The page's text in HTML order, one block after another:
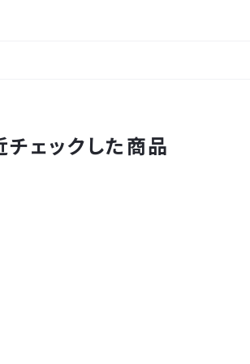
チェックした商品